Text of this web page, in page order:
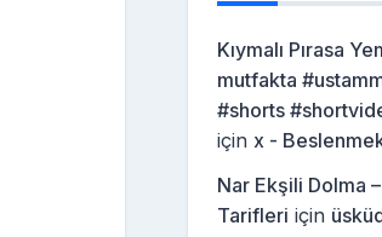
Kıymalı Pırasa
mutfakta
#shorts
için x -
Nar Ekşili Dolma
Tarifleri için